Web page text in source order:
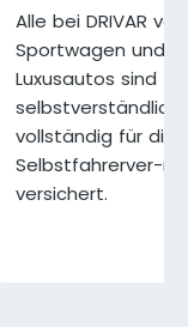
Alle bei DRIVAR
Sportwagen und
Luxusautos sind
selbstverständlich
vollständig für die
Selbstfahrerver-
versichert.​